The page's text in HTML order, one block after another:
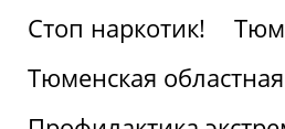
Стоп наркотик!
Тюменская